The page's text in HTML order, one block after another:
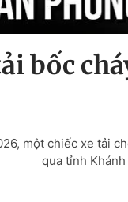
bốc
một chiếc xe tải
qua tỉnh